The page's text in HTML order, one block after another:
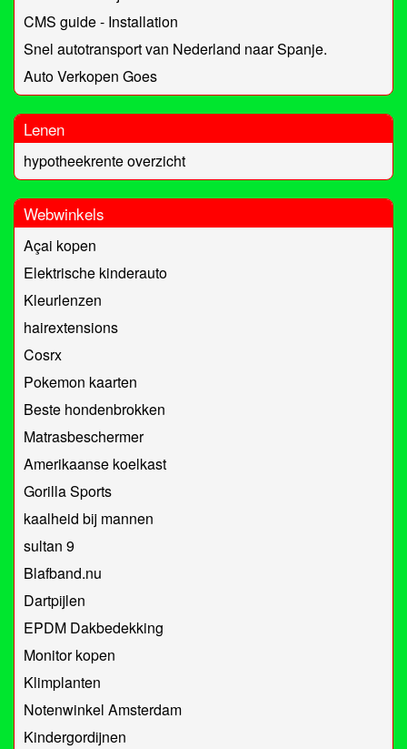
CMS guide - Installation
Snel autotransport van Nederland naar Spanje.
Auto Verkopen Goes
Lenen
hypotheekrente overzicht
Webwinkels
Açai kopen
Elektrische kinderauto
Kleurlenzen
hairextensions
Cosrx
Pokemon kaarten
Beste hondenbrokken
Matrasbeschermer
Amerikaanse koelkast
Gorilla Sports
kaalheid bij mannen
sultan 9
Blafband.nu
Dartpijlen
EPDM Dakbedekking
Monitor kopen
Klimplanten
Notenwinkel Amsterdam
Kindergordijnen